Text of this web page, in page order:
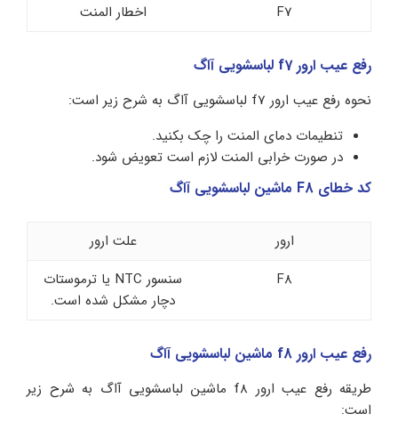
F7
اخطار المنت
رفع عیب ارور f7 لباسشویی آاگ
نحوه رفع عیب ارور f7 لباسشویی آاگ به شرح زیر است:
تنطیمات دمای المنت را چک بکنید.
در صورت خرابی المنت لازم است تعویض شود.
کد خطای F8 ماشین لباسشویی آاگ
ارور
علت ارور
F8
سنسور NTC یا ترموستات
دچار مشکل شده است.
رفع عیب ارور f8 ماشین لباسشویی آاگ
طریقه رفع عیب ارور f8 ماشین لباسشویی آاگ به شرح زیر
است: